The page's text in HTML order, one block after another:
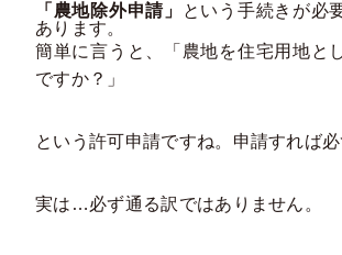
「農地除外申請」
という手続きが必
あります。
簡単に言うと、「農地を住宅用地と
ですか？」
という許可申請ですね。申請すれば
実は…必ず通る訳ではありません。